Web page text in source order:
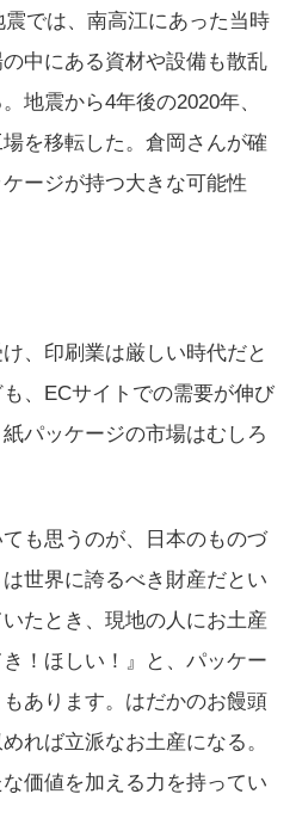
では、南高江にあった当時
中にある資材や設備も散乱
地震から4年後の2020年、
を移転した。倉岡さんが確
ージが持つ大きな可能性
、印刷業は厳しい時代だと
、ECサイトでの需要が伸び
パッケージの市場はむしろ
も思うのが、日本のものづ
世界に誇るべき財産だとい
たとき、現地の人にお土産
！ほしい！』と、パッケー
あります。はだかのお饅頭
れば立派なお土産になる。
価値を加える力を持ってい